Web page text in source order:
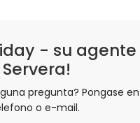
- su
pregunta? Pongase
o e-mail.